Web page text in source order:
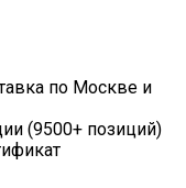
по Москве и
(9500+ позиций)